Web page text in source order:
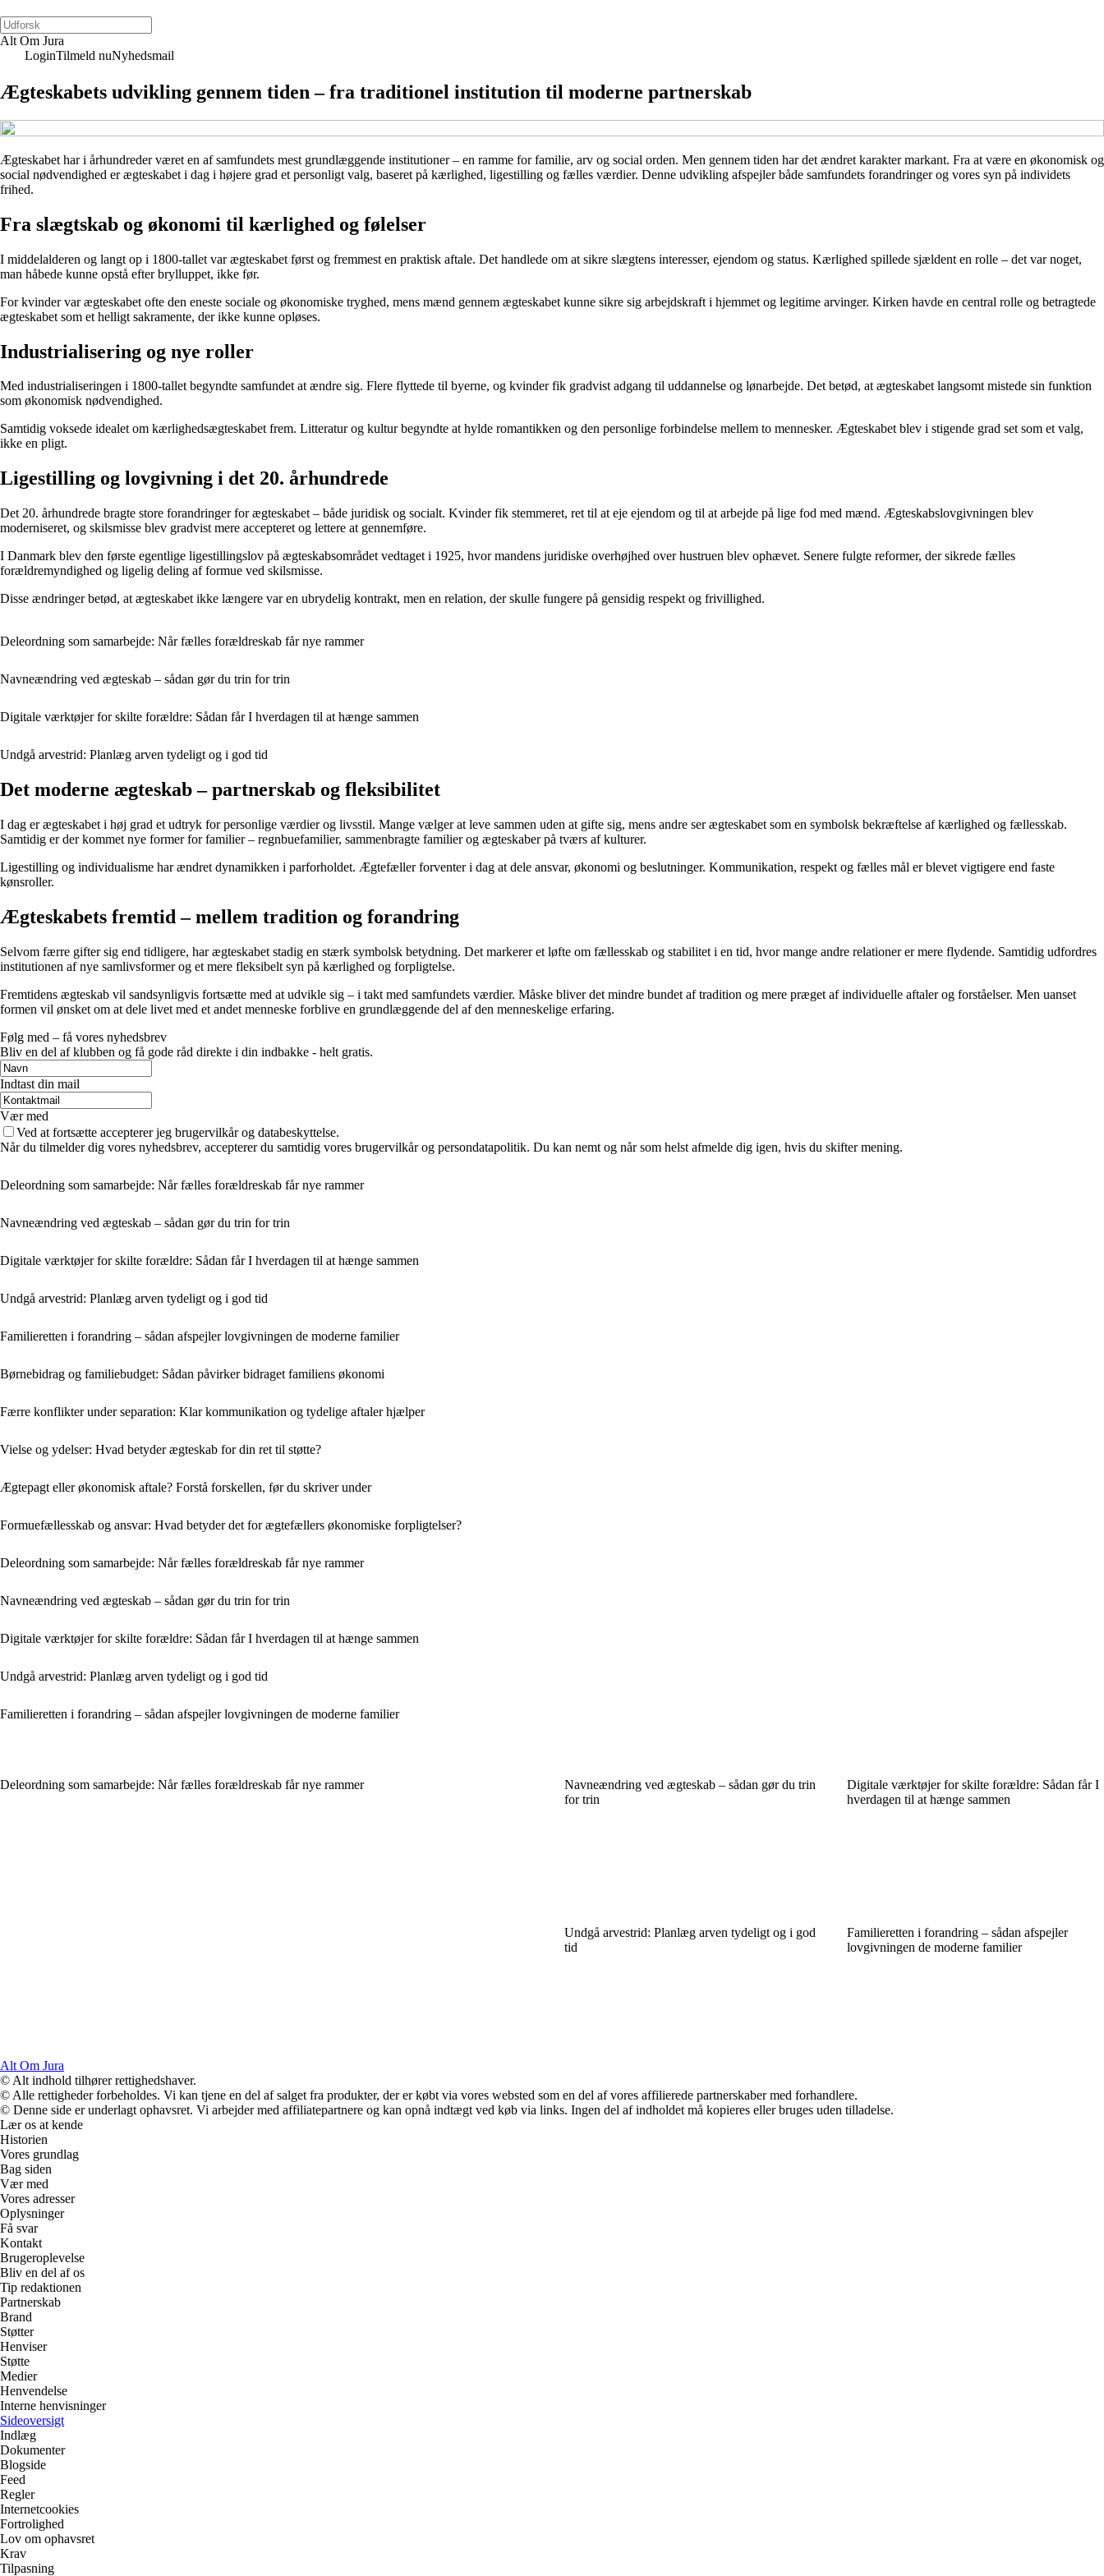
Alt Om Jura
LoginTilmeld nuNyhedsmail
Ægteskabets udvikling gennem tiden – fra traditionel institution til moderne partnerskab
Ægteskabet har i århundreder været en af samfundets mest grundlæggende institutioner – en ramme for familie, arv og social orden. Men gennem tiden har det ændret karakter markant. Fra at være en økonomisk og
social nødvendighed er ægteskabet i dag i højere grad et personligt valg, baseret på kærlighed, ligestilling og fælles værdier. Denne udvikling afspejler både samfundets forandringer og vores syn på individets
frihed.
Fra slægtskab og økonomi til kærlighed og følelser
I middelalderen og langt op i 1800-tallet var ægteskabet først og fremmest en praktisk aftale. Det handlede om at sikre slægtens interesser, ejendom og status. Kærlighed spillede sjældent en rolle – det var noget,
man håbede kunne opstå efter brylluppet, ikke før.
For kvinder var ægteskabet ofte den eneste sociale og økonomiske tryghed, mens mænd gennem ægteskabet kunne sikre sig arbejdskraft i hjemmet og legitime arvinger. Kirken havde en central rolle og betragtede
ægteskabet som et helligt sakramente, der ikke kunne opløses.
Industrialisering og nye roller
Med industrialiseringen i 1800-tallet begyndte samfundet at ændre sig. Flere flyttede til byerne, og kvinder fik gradvist adgang til uddannelse og lønarbejde. Det betød, at ægteskabet langsomt mistede sin funktion
som økonomisk nødvendighed.
Samtidig voksede idealet om kærlighedsægteskabet frem. Litteratur og kultur begyndte at hylde romantikken og den personlige forbindelse mellem to mennesker. Ægteskabet blev i stigende grad set som et valg,
ikke en pligt.
Ligestilling og lovgivning i det 20. århundrede
Det 20. århundrede bragte store forandringer for ægteskabet – både juridisk og socialt. Kvinder fik stemmeret, ret til at eje ejendom og til at arbejde på lige fod med mænd. Ægteskabslovgivningen blev
moderniseret, og skilsmisse blev gradvist mere accepteret og lettere at gennemføre.
I Danmark blev den første egentlige ligestillingslov på ægteskabsområdet vedtaget i 1925, hvor mandens juridiske overhøjhed over hustruen blev ophævet. Senere fulgte reformer, der sikrede fælles
forældremyndighed og ligelig deling af formue ved skilsmisse.
Disse ændringer betød, at ægteskabet ikke længere var en ubrydelig kontrakt, men en relation, der skulle fungere på gensidig respekt og frivillighed.
Deleordning som samarbejde: Når fælles forældreskab får nye rammer
Navneændring ved ægteskab – sådan gør du trin for trin
Digitale værktøjer for skilte forældre: Sådan får I hverdagen til at hænge sammen
Undgå arvestrid: Planlæg arven tydeligt og i god tid
Det moderne ægteskab – partnerskab og fleksibilitet
I dag er ægteskabet i høj grad et udtryk for personlige værdier og livsstil. Mange vælger at leve sammen uden at gifte sig, mens andre ser ægteskabet som en symbolsk bekræftelse af kærlighed og fællesskab.
Samtidig er der kommet nye former for familier – regnbuefamilier, sammenbragte familier og ægteskaber på tværs af kulturer.
Ligestilling og individualisme har ændret dynamikken i parforholdet. Ægtefæller forventer i dag at dele ansvar, økonomi og beslutninger. Kommunikation, respekt og fælles mål er blevet vigtigere end faste
kønsroller.
Ægteskabets fremtid – mellem tradition og forandring
Selvom færre gifter sig end tidligere, har ægteskabet stadig en stærk symbolsk betydning. Det markerer et løfte om fællesskab og stabilitet i en tid, hvor mange andre relationer er mere flydende. Samtidig udfordres
institutionen af nye samlivsformer og et mere fleksibelt syn på kærlighed og forpligtelse.
Fremtidens ægteskab vil sandsynligvis fortsætte med at udvikle sig – i takt med samfundets værdier. Måske bliver det mindre bundet af tradition og mere præget af individuelle aftaler og forståelser. Men uanset
formen vil ønsket om at dele livet med et andet menneske forblive en grundlæggende del af den menneskelige erfaring.
Følg med – få vores nyhedsbrev
Bliv en del af klubben og få gode råd direkte i din indbakke - helt gratis.
Indtast din mail
Vær med
Ved at fortsætte accepterer jeg brugervilkår og databeskyttelse.
Når du tilmelder dig vores nyhedsbrev, accepterer du samtidig vores brugervilkår og persondatapolitik. Du kan nemt og når som helst afmelde dig igen, hvis du skifter mening.
Deleordning som samarbejde: Når fælles forældreskab får nye rammer
Navneændring ved ægteskab – sådan gør du trin for trin
Digitale værktøjer for skilte forældre: Sådan får I hverdagen til at hænge sammen
Undgå arvestrid: Planlæg arven tydeligt og i god tid
Familieretten i forandring – sådan afspejler lovgivningen de moderne familier
Børnebidrag og familiebudget: Sådan påvirker bidraget familiens økonomi
Færre konflikter under separation: Klar kommunikation og tydelige aftaler hjælper
Vielse og ydelser: Hvad betyder ægteskab for din ret til støtte?
Ægtepagt eller økonomisk aftale? Forstå forskellen, før du skriver under
Formuefællesskab og ansvar: Hvad betyder det for ægtefællers økonomiske forpligtelser?
Deleordning som samarbejde: Når fælles forældreskab får nye rammer
Navneændring ved ægteskab – sådan gør du trin for trin
Digitale værktøjer for skilte forældre: Sådan får I hverdagen til at hænge sammen
Undgå arvestrid: Planlæg arven tydeligt og i god tid
Familieretten i forandring – sådan afspejler lovgivningen de moderne familier
Deleordning som samarbejde: Når fælles forældreskab får nye rammer
Navneændring ved ægteskab – sådan gør du trin
for trin
Digitale værktøjer for skilte forældre: Sådan får I
hverdagen til at hænge sammen
Undgå arvestrid: Planlæg arven tydeligt og i god
tid
Familieretten i forandring – sådan afspejler
lovgivningen de moderne familier
Alt Om Jura
© Alt indhold tilhører rettighedshaver.
© Alle rettigheder forbeholdes. Vi kan tjene en del af salget fra produkter, der er købt via vores websted som en del af vores affilierede partnerskaber med forhandlere.
© Denne side er underlagt ophavsret. Vi arbejder med affiliatepartnere og kan opnå indtægt ved køb via links. Ingen del af indholdet må kopieres eller bruges uden tilladelse.
Lær os at kende
Historien
Vores grundlag
Bag siden
Vær med
Vores adresser
Oplysninger
Få svar
Kontakt
Brugeroplevelse
Bliv en del af os
Tip redaktionen
Partnerskab
Brand
Støtter
Henviser
Støtte
Medier
Henvendelse
Interne henvisninger
Sideoversigt
Indlæg
Dokumenter
Blogside
Feed
Regler
Internetcookies
Fortrolighed
Lov om ophavsret
Krav
Tilpasning